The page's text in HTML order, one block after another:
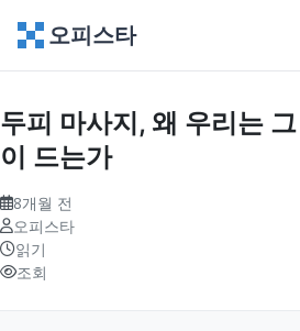
오피스타
두피 마사지, 왜 우리는
이 드는가
8개월 전
오피스타
읽기
조회